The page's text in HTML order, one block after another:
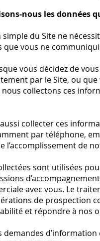
nous les données
du Site ne
que vous ne
vous décidez de
par le Site, ou
collectons ces
collecter ces
par téléphone,
l’accomplissement de
sont utilisées
avec vous. Le
de prospection
et répondre à nos
demandes